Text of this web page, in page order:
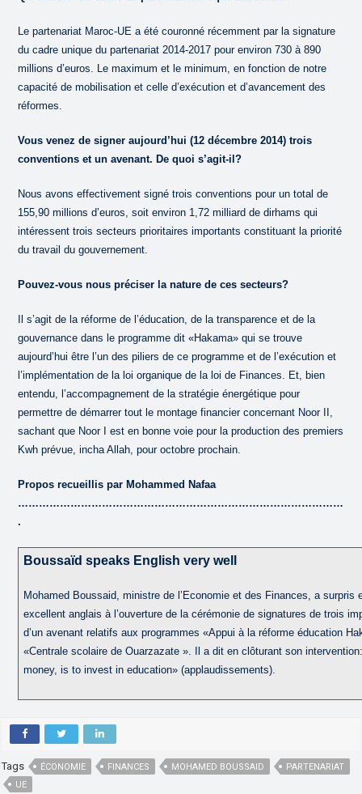
Le partenariat Maroc-UE a été couronné récemment par la signature
du cadre unique du partenariat 2014-2017 pour environ 730 à 890
millions d’euros. Le maximum et le minimum, en fonction de notre
capacité de mobilisation et celle d’exécution et d’avancement des
réformes.
Vous venez de signer aujourd’hui (12 décembre 2014) trois
conventions et un avenant. De quoi s’agit-il?
Nous avons effectivement signé trois conventions pour un total de
155,90 millions d’euros, soit environ 1,72 milliard de dirhams qui
intéressent trois secteurs prioritaires importants constituant la priorité
du travail du gouvernement.
Pouvez-vous nous préciser la nature de ces secteurs?
Il s’agit de la réforme de l’éducation, de la transparence et de la
gouvernance dans le programme dit «Hakama» qui se trouve
aujourd’hui être l’un des piliers de ce programme et de l’exécution et
l’implémentation de la loi organique de la loi de Finances. Et, bien
entendu, l’accompagnement de la stratégie énergétique pour
permettre de démarrer tout le montage financier concernant Noor II,
sachant que Noor I est en bonne voie pour la production des premiers
Kwh prévue, incha Allah, pour octobre prochain.
Propos recueillis par Mohammed Nafaa
…………………………………………………………………………………
.
Boussaïd speaks English very well
Mohamed Boussaid, ministre de l’Economie et des Finances, a surpris
excellent anglais à l’ouverture de la cérémonie de signatures de trois
d’un avenant relatifs aux programmes «Appui à la réforme éducation
«Centrale scolaire de Ouarzazate ». Il a dit en clôturant son
money, is to invest in education» (applaudissements).
Tags ÉCONOMIE FINANCES MOHAMED BOUSSAID
PARTENARIAT
UE